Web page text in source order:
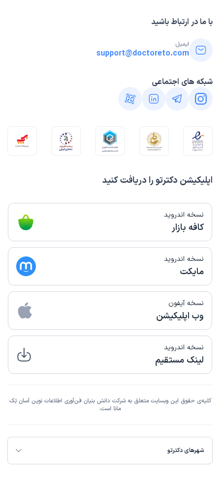
اپلیکیشن دکترتو را دریافت کنید
نسخه اندروید
کافه بازار
نسخه اندروید
مایکت
نسخه آیفون
وب اپلیکیشن
نسخه اندروید
لینک مستقیم
با ما در ارتباط باشید
ایمیل:
support@doctoreto.com
شبکه های اجتماعی
کلیه‌ی حقوق این وبسایت متعلق به شرکت دانش بنیان فن‌آوری اطلاعات نوین آسان تِک
مانا است.
شهرهای دکترتو